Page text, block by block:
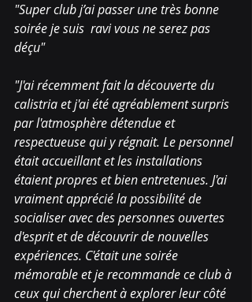
"Super club j’ai passer une très bonne
soirée je suis  ravi vous ne serez pas
déçu"
"J'ai récemment fait la découverte du
calistria et j'ai été agréablement surpris
par l'atmosphère détendue et
respectueuse qui y régnait. Le personnel
était accueillant et les installations
étaient propres et bien entretenues. J'ai
vraiment apprécié la possibilité de
socialiser avec des personnes ouvertes
d'esprit et de découvrir de nouvelles
expériences. C'était une soirée
mémorable et je recommande ce club à
ceux qui cherchent à explorer leur côté